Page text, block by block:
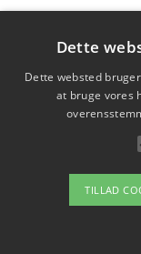
Hvordan kan
Om /
Dette
Dette websted
at bruge vores
TILLAD